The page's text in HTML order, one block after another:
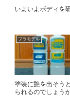
いよいよボディを
プラモデル
塗装に艶を出そう
られるのでしょう